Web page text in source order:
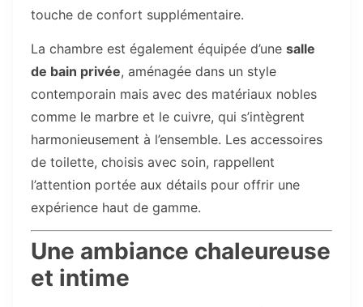
touche de confort supplémentaire.
La chambre est également équipée d’une salle
de bain privée, aménagée dans un style
contemporain mais avec des matériaux nobles
comme le marbre et le cuivre, qui s’intègrent
harmonieusement à l’ensemble. Les accessoires
de toilette, choisis avec soin, rappellent
l’attention portée aux détails pour offrir une
expérience haut de gamme.
Une ambiance chaleureuse
et intime